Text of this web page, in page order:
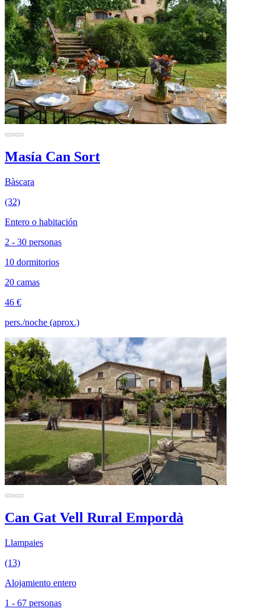
Masía Can Sort
Bàscara
(32)
Entero o habitación
2 - 30 personas
10 dormitorios
20 camas
46 €
pers./noche (aprox.)
Can Gat Vell Rural Empordà
Llampaies
(13)
Alojamiento entero
1 - 67 personas